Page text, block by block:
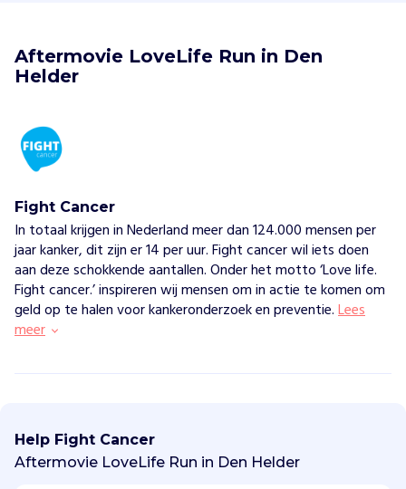
Aftermovie LoveLife Run in Den
Helder
Fight Cancer
In totaal krijgen in Nederland meer dan 124.000 mensen per
jaar kanker, dit zijn er 14 per uur. Fight cancer wil iets doen
aan deze schokkende aantallen. Onder het motto ‘Love life.
Fight cancer.’ inspireren wij mensen om in actie te komen om
geld op te halen voor kankeronderzoek en preventie.Lees
meer
h
t
C
Help Fight Cancer
Aftermovie LoveLife Run in Den Helder